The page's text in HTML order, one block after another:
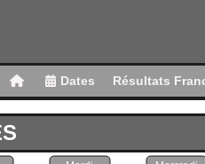
Dates Résultats